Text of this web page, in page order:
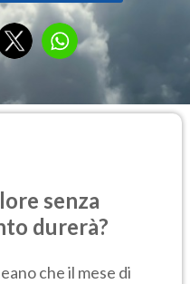
senza
durerà?
che il mese di